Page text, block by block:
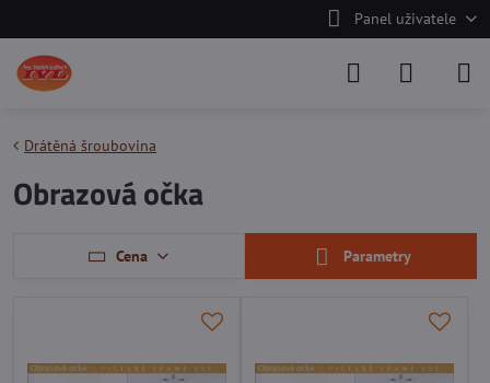
Panel uživatele
Drátěná šroubovina
Obrazová očka
Cena Parametry